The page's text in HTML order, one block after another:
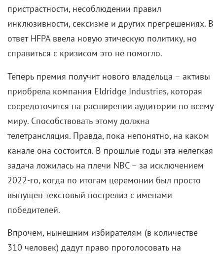
пристрастности, несоблюдении правил
инклюзивности, сексизме и других прегрешениях. В
ответ HFPA ввела новую этическую политику, но
справиться с кризисом это не помогло.
Теперь премия получит нового владельца – активы
приобрела компания Eldridge Industries, которая
сосредоточится на расширении аудитории по всему
миру. Способствовать этому должна
телетрансляция. Правда, пока непонятно, на каком
канале она состоится. В прошлые годы эта нелегкая
задача ложилась на плечи NBC – за исключением
2022-го, когда по итогам церемонии был просто
выпущен текстовый пострелиз с именами
победителей.
Впрочем, нынешним избирателям (в количестве
310 человек) дадут право проголосовать на